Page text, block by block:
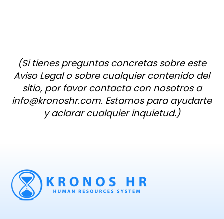
(Si tienes preguntas concretas sobre este
Aviso Legal o sobre cualquier contenido del
sitio, por favor contacta con nosotros a
info@kronoshr.com. Estamos para ayudarte
y aclarar cualquier inquietud.)